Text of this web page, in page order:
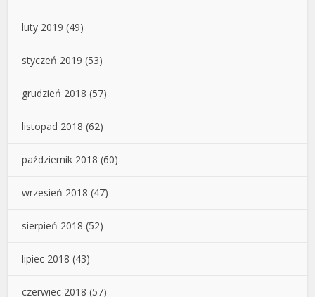
luty 2019 (49)
styczeń 2019 (53)
grudzień 2018 (57)
listopad 2018 (62)
październik 2018 (60)
wrzesień 2018 (47)
sierpień 2018 (52)
lipiec 2018 (43)
czerwiec 2018 (57)